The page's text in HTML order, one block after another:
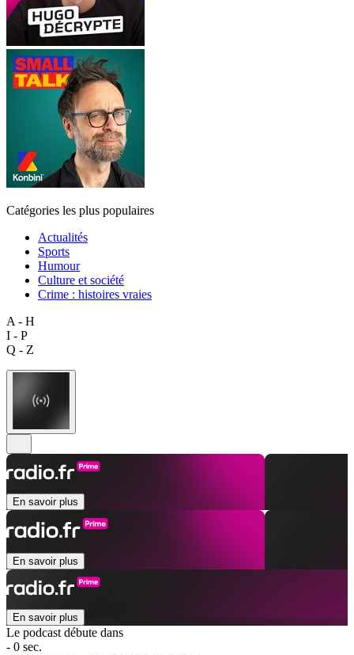
Catégories les plus populaires
Actualités
Sports
Humour
Culture et société
Crime : histoires vraies
A - H
I - P
Q - Z
En savoir plus
En savoir plus
En savoir plus
Le podcast débute dans
- 0 sec.